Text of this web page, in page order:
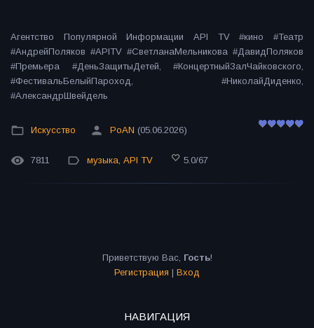
Агентство Популярной Информации API TV #кино #Театр
#АндрейПоляков #APITV #СветланаМельникова #ДавидПоляков
#Премьера #ДеньЗащитыДетей, #КонцертныйЗалЧайковского,
#ФестивальБелыйПароход, #НиколайДиденко,
#АлександрШвейдель
Искусство PoAN (05.06.2026)
7811 музыка, API TV 5.0/67
Приветствую Вас, Гость!
Регистрация | Вход
НАВИГАЦИЯ